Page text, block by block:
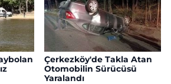
Çerkezköy'de Takla Atan
Otomobilin Sürücüsü
Yaralandı